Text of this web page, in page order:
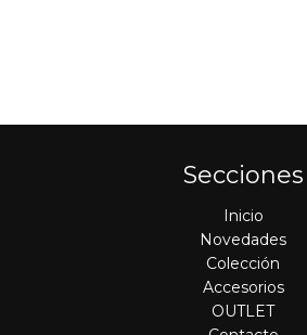
Secciones
Inicio
Novedades
Colección
Accesorios
OUTLET